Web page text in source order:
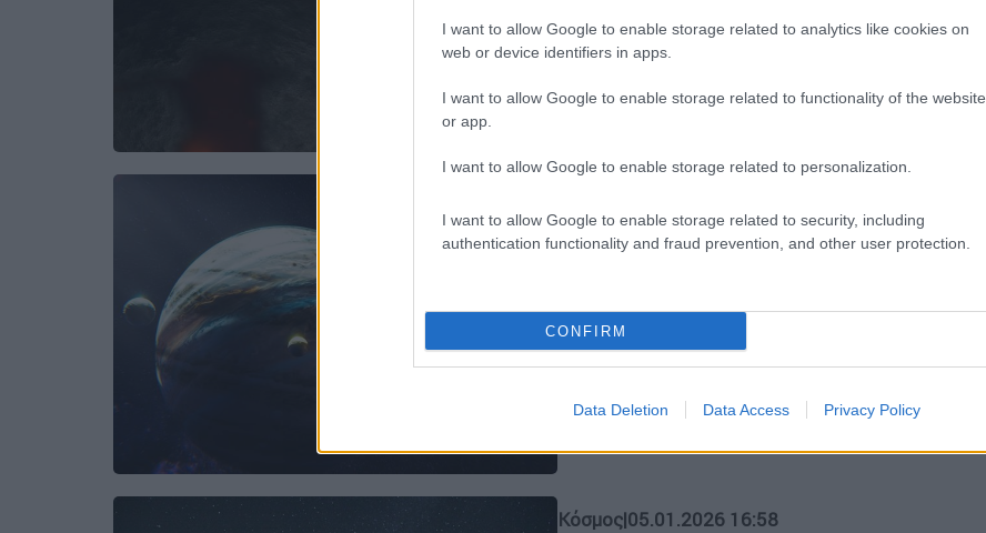
I want to allow Google to enable storage related to analytics like cookies on
web or device identifiers in apps.
I want to allow Google to enable storage related to functionality of the website
or app.
I want to allow Google to enable storage related to personalization.
I want to allow Google to enable storage related to security, including
authentication functionality and fraud prevention, and other user protection.
CONFIRM
Data Deletion Data Access Privacy Policy
μακρινός κόσμος «L98-59d»
Στο φως μία εντελώς νέα κατηγορία
Κόσμος|10.02.2026 18:17
Έρχεται εντυπωσιακή «παρέλαση»
ορατό το φαινόμενο στην Ελλάδα
Οι λάτρεις του διαστήματος θα έχουν
μοναδικό θέαμα στο τέλος του μήνα
Κόσμος|05.01.2026 16:58